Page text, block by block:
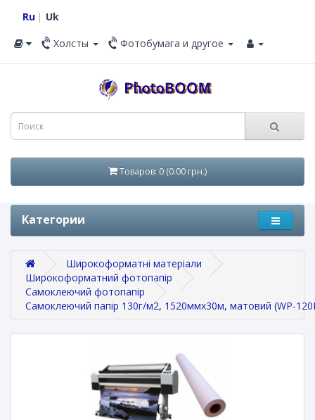
Ru
Uk
Холсты
Фотобумага и другое
Товаров: 0 (0.00 грн.)
Категории
Широкоформатні матеріали
Широкоформатний фотопапір
Самоклеючий фотопапір
Самоклеючий папір 130г/м2, 1520ммх30м, матовий (WP-